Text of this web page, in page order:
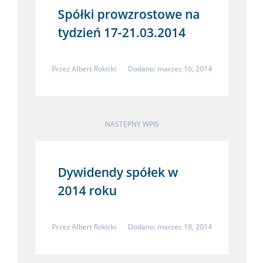
Spółki prowzrostowe na
tydzień 17-21.03.2014
Przez Albert Rokicki Dodano: marzec 16, 2014
NASTĘPNY WPIS
Dywidendy spółek w
2014 roku
Przez Albert Rokicki Dodano: marzec 18, 2014